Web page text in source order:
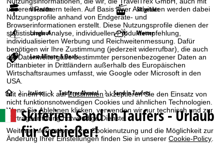
unseren Partnern teilen. Auf Basis Ihrer Aktivitäten werden dabei
Nutzungsprofile anhand von Endgeräte- und
Browserinformationen erstellt. Diese Nutzungsprofile dienen der
statistischen Analyse, individuellen Produktempfehlung,
individualisierten Werbung und Reichweitenmessung. Dafür
benötigen wir Ihre Zustimmung (jederzeit widerrufbar), die auch
die Datenweitergabe bestimmter personenbezogener Daten an
Drittanbieter in Drittländern außerhalb des Europäischen
Wirtschaftsraumes umfasst, wie Google oder Microsoft in den
USA.
Mit einem Klick aufZustimmenakzeptieren Sie den Einsatz von
nicht funktionsnotwendigen Cookies und ähnlichen Technologien.
Wenn SieAblehnen klicken, verwenden wir nur technisch und zur
Vertragserfüllung notwendige Dienste.
Weitere Informationen zur Cookienutzung und die Möglichkeit zur
Änderung Ihrer Einstellungen finden Sie in unsererCookie-Policy
Übersicht Skigebiet
Langlauf Wetter
Last-Minute & Deals
S
t
a
Italien Tauferer Ahrntal Sand in Taufers
SkiferienSand in Taufers - Urlaub
für Genießer!